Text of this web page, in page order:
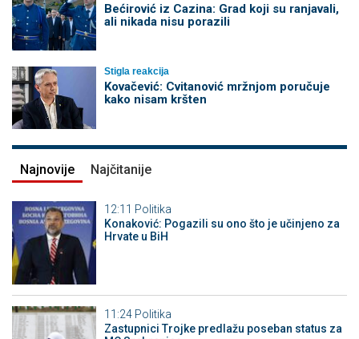
Bećirović iz Cazina: Grad koji su ranjavali,
ali nikada nisu porazili
Stigla reakcija
Kovačević: Cvitanović mržnjom poručuje
kako nisam kršten
Najnovije Najčitanije
12:11 Politika
Konaković: Pogazili su ono što je učinjeno za
Hrvate u BiH
11:24 Politika
Zastupnici Trojke predlažu poseban status za